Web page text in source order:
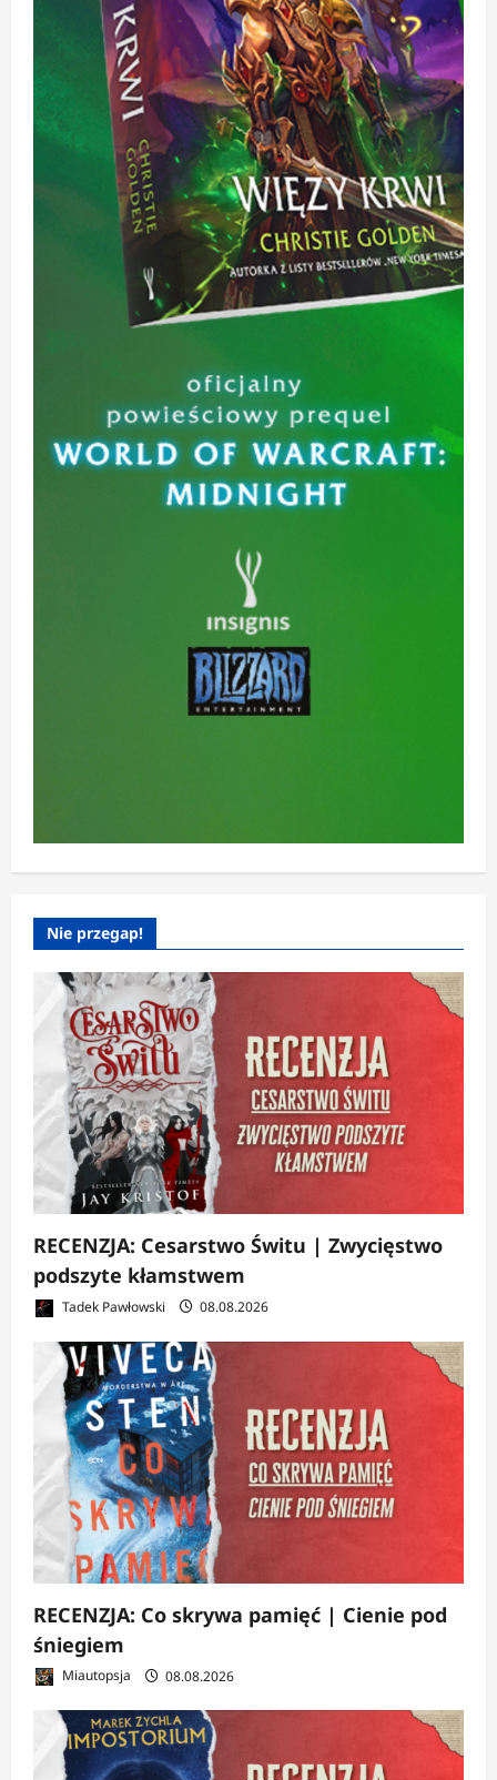
Nie przegap!
RECENZJA: Cesarstwo Świtu | Zwycięstwo
podszyte kłamstwem
Tadek Pawłowski 08.08.2026
RECENZJA: Co skrywa pamięć | Cienie pod
śniegiem
Miautopsja 08.08.2026